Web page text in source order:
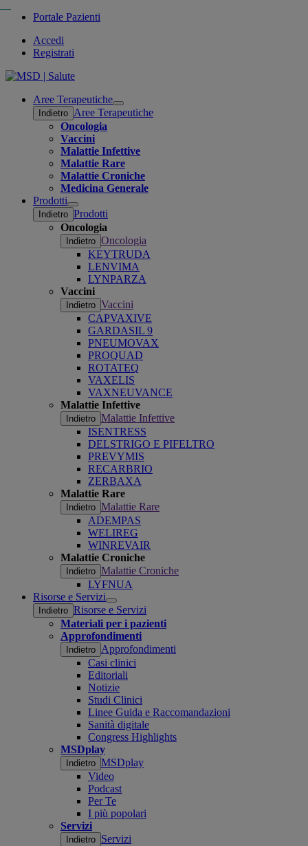
Portale Pazienti
Accedi
Registrati
Aree Terapeutiche
Open
submenu
Indietro Aree Terapeutiche
Oncologia
Vaccini
Malattie Infettive
Malattie Rare
Malattie Croniche
Medicina Generale
Prodotti
Open
submenu
Indietro Prodotti
Oncologia
Indietro Oncologia
KEYTRUDA
LENVIMA
LYNPARZA
Vaccini
Indietro Vaccini
CAPVAXIVE
GARDASIL 9
PNEUMOVAX
PROQUAD
ROTATEQ
VAXELIS
VAXNEUVANCE
Malattie Infettive
Indietro Malattie Infettive
ISENTRESS
DELSTRIGO E PIFELTRO
PREVYMIS
RECARBRIO
ZERBAXA
Malattie Rare
Indietro Malattie Rare
ADEMPAS
WELIREG
WINREVAIR
Malattie Croniche
Indietro Malattie Croniche
LYFNUA
Risorse e Servizi
Open
submenu
Indietro Risorse e Servizi
Materiali per i pazienti
Approfondimenti
Indietro Approfondimenti
Casi clinici
Editoriali
Notizie
Studi Clinici
Linee Guida e Raccomandazioni
Sanità digitale
Congress Highlights
MSDplay
Indietro MSDplay
Video
Podcast
Per Te
I più popolari
Servizi
Indietro Servizi